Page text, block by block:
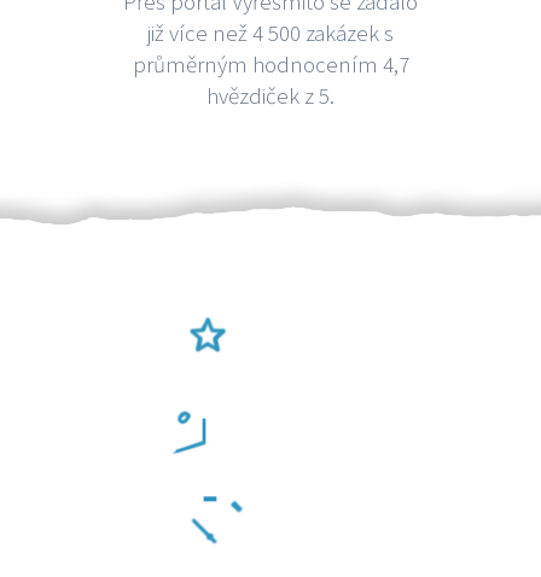
již více než 4 500 zakázek s
průměrným hodnocením 4,7
hvězdiček z 5.